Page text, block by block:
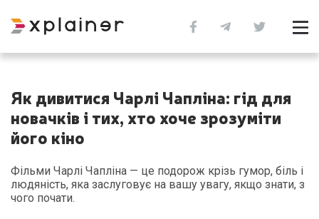
Як дивитися Чарлі Чапліна: гід для
новачків і тих, хто хоче зрозуміти
його кіно
Фільми Чарлі Чапліна — це подорож крізь гумор, біль і
людяність, яка заслуговує на вашу увагу, якщо знати, з
чого почати.